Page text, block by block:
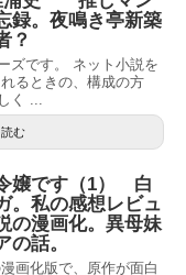
録。夜鳴き亭新築
？
ズです。 ネット小説を
るときの、構成の方
く ...
む
嬢です（1） 白
私の感想レビュ
の漫画化。異母妹
話。
画化版で、原作が面白